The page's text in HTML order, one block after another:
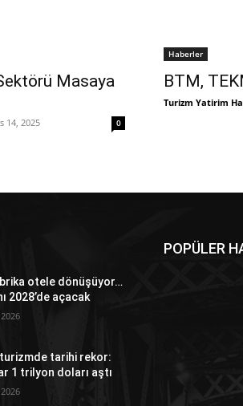
Masaya
14, 2025 0
Haberler
BTM,
Turizm Yatirim
otele dönüşüyor…
2028’de açacak
tarihi rekor:
1 trilyon doları aştı
POPÜLER